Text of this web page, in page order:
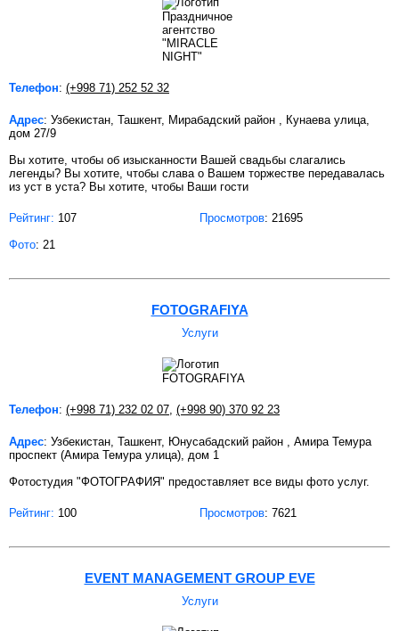
Телефон: (+998 71) 252 52 32
Адрес: Узбекистан, Ташкент, Мирабадский район , Кунаева улица,
дом 27/9
Вы хотите, чтобы об изысканности Вашей свадьбы слагались
легенды? Вы хотите, чтобы слава о Вашем торжестве передавалась
из уст в уста? Вы хотите, чтобы Ваши гости
Рейтинг: 107 Просмотров: 21695
Фото: 21
FOTOGRAFIYA
Услуги
Телефон: (+998 71) 232 02 07, (+998 90) 370 92 23
Адрес: Узбекистан, Ташкент, Юнусабадский район , Амира Темура
проспект (Амира Темура улица), дом 1
Фотостудия "ФОТОГРАФИЯ" предоставляет все виды фото услуг.
Рейтинг: 100 Просмотров: 7621
EVENT MANAGEMENT GROUP EVE
Услуги